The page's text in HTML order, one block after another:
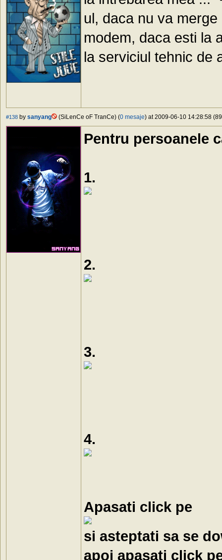
ul, daca nu va
modem, daca esti la
la serviciul tehnic de
#138 by sanyang (SiLenCe oF TranCe) (0 mesaje) at 2009-06-10 14:28:58
Pentru persoanele
1.
2.
3.
4.
Apasati click pe
si asteptati sa se
apoi apasati click